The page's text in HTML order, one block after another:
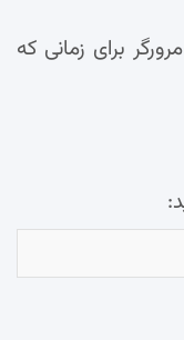
برای زمانی که